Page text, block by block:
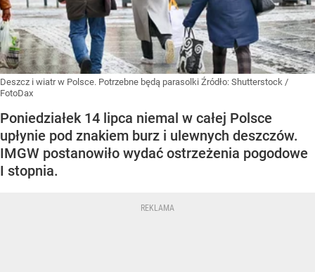
Deszcz i wiatr w Polsce. Potrzebne będą parasolki Źródło: Shutterstock /
FotoDax
Poniedziałek 14 lipca niemal w całej Polsce
upłynie pod znakiem burz i ulewnych deszczów.
IMGW postanowiło wydać ostrzeżenia pogodowe
I stopnia.